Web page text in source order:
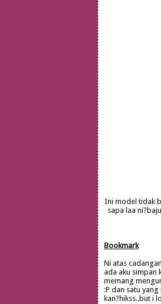
Ini model tidak
sapa laa
Bookmark
Ni atas cadangan
ada aku simpan
memang
:P dan satu
kan?hikss..but i